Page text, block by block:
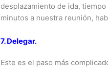
desplazamiento de ida,
minutos a nuestra reunión,
7. Delegar.
Este es el paso más